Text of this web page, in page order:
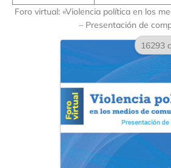
Foro virtual: «Violencia política en los
– Presentación de
16293